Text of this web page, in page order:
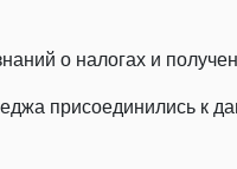
о налогах и
присоединились к